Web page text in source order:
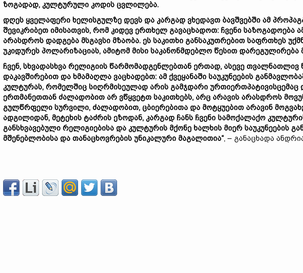
ზოგადად, კულტურული კოდის ცვლილება.
დღეს ყველაფერი ხელისგულზე დევს და კარგად ვხედავთ ბავშვებში ამ
შევიკრიბეთ იმისათვის, რომ კიდევ ერთხელ გავაცხადოთ: ჩვენი საზოგადოება
არასდროს დადგება მსგავსი მზაობა. ეს საკითხი განსაკუთრებით საფრთხეს
უკიდურეს პოლარიზაციას, ამიტომ მისი საკანონმდებლო წესით დარეგულირება
ჩვენ, სხვადასხვა რელიგიის წარმომადგენლებთან ერთად, ასევე თვალნათლივ
დაკავშირებით და ხმამაღლა ვაცხადებთ: ამ ქვეყანაში საუკუნეების
კულტურას, რომელშიც სიღრმისეულად არის გამჯდარი
ერთმანეთთან ძალადობით არ ვწყვეტთ საკითხებს, არც არავის არასდროს
გულწრფელი სურვილი, ძალადობით, ცბიერებითა და მოტყუებით არავინ
ადგილიდან, მეტეხის ტაძრის ეზოდან, კარგად ჩანს ჩვენი სამოქალაქო
განსხვავებული რელიგიებისა და კულტურის მქონე ხალხის მიერ საუკუნეების
მშენებლობისა და თანაცხოვრების უნიკალური მაგალითია“, – განაცხადა